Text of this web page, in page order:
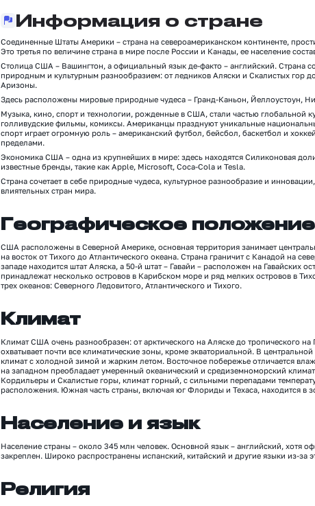
Информация о стране
Соединенные Штаты Америки – страна на североамериканском континенте,
Это третья по величине страна в мире после России и Канады, ее население
Столица США – Вашингтон, а официальный языкде-факто –английский. Страна
природным и культурным разнообразием: от ледников Аляски и Скалистых гор
Аризоны.
Здесь расположены мировые природные чудеса –Гранд-Каньон, Йеллоустоун,
Музыка, кино, спорт и технологии, рожденные в США, стали частью глобальной
голливудские фильмы, комиксы. Американцы празднуют уникальные
спорт играет огромную роль –американский футбол, бейсбол, баскетбол и
пределами.
Экономика США – одна изкрупнейшихв мире: здесь находятся Силиконовая
известные бренды, такие как Apple, Microsoft, Coca-Cola и Tesla.
Страна сочетает в себе природные чудеса, культурное разнообразие и инновации
влиятельных стран мира.
Географическое положение
США расположены в Северной Америке, основная территория занимает
на восток от Тихого до Атлантического океана. Страна граничит с Канадой на
западе находится штат Аляска, а 50-й штат–Гавайи –расположен на Гавайских
принадлежат несколько островов в Карибском море и ряд мелких островов в
трех океанов:Северного Ледовитого, Атлантического и Тихого.
Климат
Климат США очень разнообразен: от арктического на Аляске до тропического на
охватывает почти все климатические зоны, кроме экваториальной. В
климат с холодной зимой и жарким летом. Восточное побережье отличается
на западном преобладаетумеренный океанический и средиземноморский
Кордильеры и Скалистые горы, климат горный, с сильными перепадами
расположения. Южная часть страны, включая юг Флориды и Техаса, находится в
Население и язык
Население страны – около 345 млн человек. Основной язык –английский, хотя
закреплен. Широко распространены испанский, китайский и другие языки из-за
Религия